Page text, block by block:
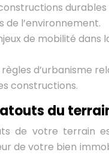
de l’environnement.
de mobilité dans
d’urbanisme
constructions.
du
de votre terrain
de votre bien